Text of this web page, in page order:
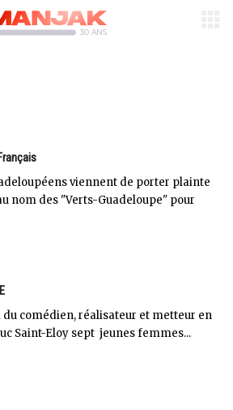
viennent de porter plainte
nom des "Verts-Guadeloupe" pour
du comédien, réalisateur et metteur en
Saint-Eloy sept jeunes femmes...